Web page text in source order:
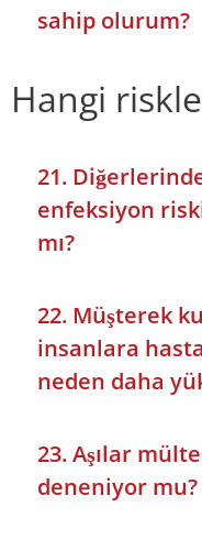
sahip olurum?
Hangi
21.
enfeksiyon
mı?
22. Müşterek
insanlara
neden daha
23. Aşılar
deneniyor mu?